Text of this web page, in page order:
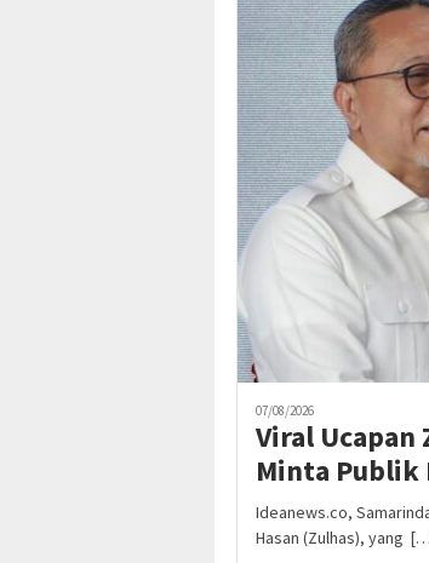
07/08/2026
Viral Ucapan
Minta Publik
Ideanews.co,
Hasan (Zulhas), yang